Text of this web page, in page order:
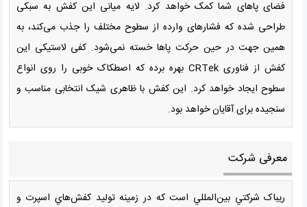
فضای پاهای شما کمک خواهد کرد. لایه میانی این کفش به سبکی
طراحی شده که فشارهای وارده از سطوح مختلف را جذب می‌کند، به
همین جهت در حین حرکت پاها خسته نمی‌شود. کفی لاستیکی این
کفش از فناوری CRTek بهره برده که اصطکاک خوبی را روی انواع
سطوح ایجاد خواهد کرد. این کفش با ظاهری شیک انتخابی مناسب و
سنجیده برای آقایان خواهد بود.
معرفی شرکت
ريباک شرکتي بين‌المللي است که در زمينه توليد کفش‌هاي اسپرت و